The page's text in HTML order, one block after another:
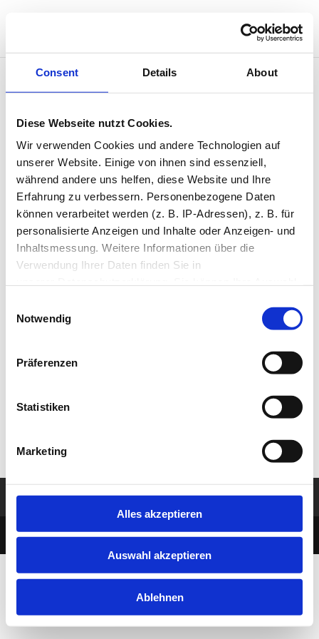
Consent Details About
Diese Webseite nutzt Cookies.
Wir verwenden Cookies und andere Technologien auf
unserer Website. Einige von ihnen sind essenziell,
während andere uns helfen, diese Website und Ihre
Erfahrung zu verbessern. Personenbezogene Daten
können verarbeitet werden (z. B. IP-Adressen), z. B. für
personalisierte Anzeigen und Inhalte oder Anzeigen- und
Inhaltsmessung. Weitere Informationen über die
Verwendung Ihrer Daten finden Sie in
Selection
Notwendig
Präferenzen
Statistiken
Marketing
Alles akzeptieren
Auswahl akzeptieren
Ablehnen
August 11 @ 19:30
19:30 — 20:30(1h)
Studio 1
Neueste Kommentare
This is a single event page with sample content. This
business like gym, kindergarten, health or law related.
shows all instances of this single event. Build-in sidebar
widgets shows upcoming events in the selected
Impressum Datenschutz
designed by MBDesign Berlin